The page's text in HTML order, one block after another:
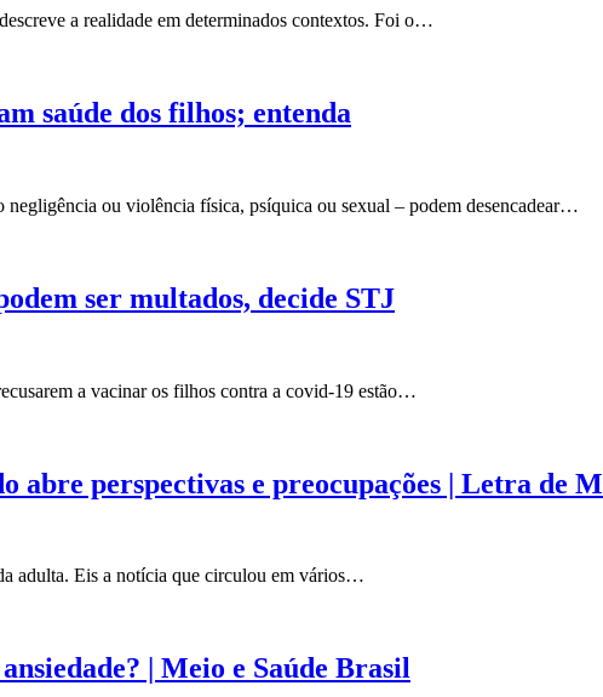
a realidade em determinados contextos. Foi o…
saúde dos filhos; entenda
negligência ou violência física, psíquica ou sexual – podem desencadear…
ser multados, decide STJ
a vacinar os filhos contra a covid-19 estão…
abre perspectivas e preocupações | Letra de
adulta. Eis a notícia que circulou em vários…
| Meio e Saúde Brasil